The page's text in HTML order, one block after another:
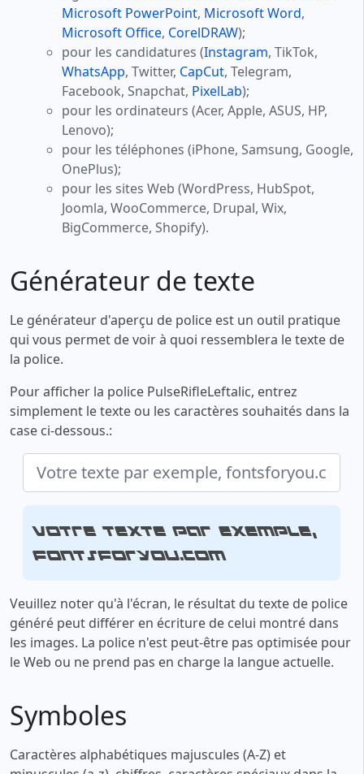
Microsoft PowerPoint, Microsoft Word,
Microsoft Office, CorelDRAW);
pour les candidatures (Instagram, TikTok,
WhatsApp, Twitter, CapCut, Telegram,
Facebook, Snapchat, PixelLab);
pour les ordinateurs (Acer, Apple, ASUS, HP,
Lenovo);
pour les téléphones (iPhone, Samsung, Google,
OnePlus);
pour les sites Web (WordPress, HubSpot,
Joomla, WooCommerce, Drupal, Wix,
BigCommerce, Shopify).
Générateur de texte
Le générateur d'aperçu de police est un outil pratique
qui vous permet de voir à quoi ressemblera le texte de
la police.
Pour afficher la police PulseRifleLeftalic, entrez
simplement le texte ou les caractères souhaités dans la
case ci-dessous.:
Votre texte par exemple,
fontsforyou.com
Veuillez noter qu'à l'écran, le résultat du texte de police
généré peut différer en écriture de celui montré dans
les images. La police n'est peut-être pas optimisée pour
le Web ou ne prend pas en charge la langue actuelle.
Symboles
Caractères alphabétiques majuscules (A-Z) et